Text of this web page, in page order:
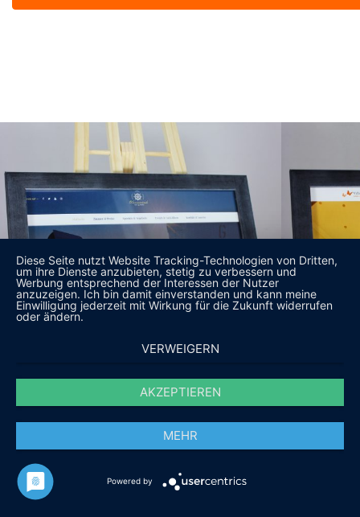
Diese Seite nutzt Website Tracking-Technologien von Dritten,
um ihre Dienste anzubieten, stetig zu verbessern und
Werbung entsprechend der Interessen der Nutzer
anzuzeigen. Ich bin damit einverstanden und kann meine
Einwilligung jederzeit mit Wirkung für die Zukunft widerrufen
oder ändern.
VERWEIGERN
AKZEPTIEREN
MEHR
Powered by